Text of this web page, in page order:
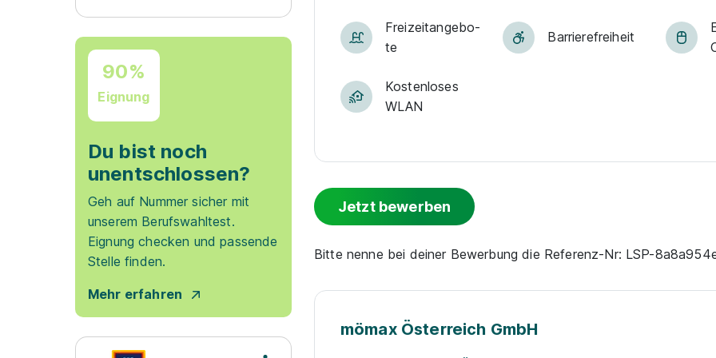
90%
Eignung
Du bist noch
unentschlossen?
Geh auf Nummer sicher mit
unserem Berufswahltest.
Eignung checken und passende
Stelle finden.
Mehr erfahren
Frei­zeit­an­ge­bo­
te
Barriere­frei­heit
Kostenloses
WLAN
Jetzt bewerben
Bitte nenne bei deiner Bewerbung die Referenz-Nr: LSP-
mömax Österreich GmbH